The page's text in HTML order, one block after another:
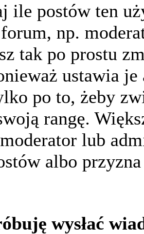
ile postów ten
np.
tak po prostu
ustawia
po to, żeby
rangę.
lub
albo
wysłać